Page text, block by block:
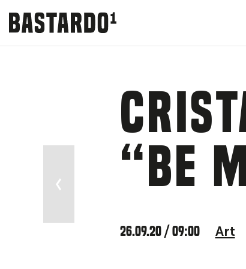
“Be
26.09.20 / 09:00 Art